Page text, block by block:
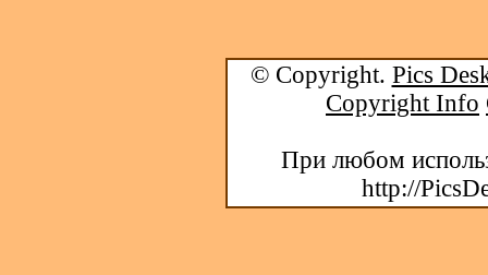
© Copyright. Pics
Copyright Info
При любом
http://